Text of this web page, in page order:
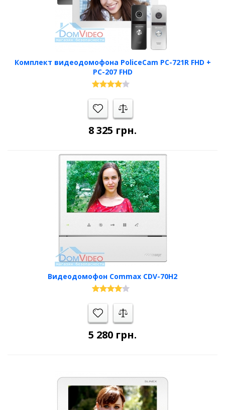
Комплект видеодомофона PoliceCam PC-721R FHD +
PC-207 FHD
8 325 грн.
Видеодомофон Commax CDV-70H2
5 280 грн.